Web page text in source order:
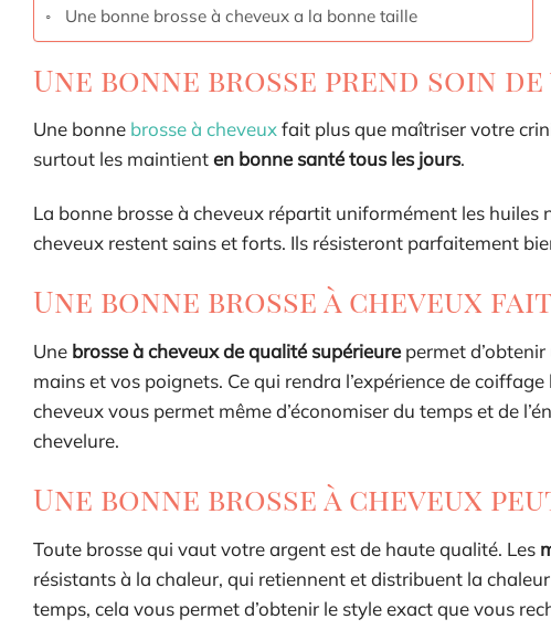
Une bonne brosse à cheveux a la bonne taille
Une bonne brosse prend soin
Une bonne brosse à cheveuxfait plus que maîtriser votre
surtout les maintienten bonne santé tous les jours.
La bonne brosse à cheveux répartit uniformément les huiles
cheveux restent sains et forts. Ils résisteront parfaitement
Une bonne brosse à cheveux
Une brosse à cheveux de qualité supérieurepermet d’obtenir
mains et vos poignets. Ce qui rendra l’expérience de
cheveux vous permet même d’économiser du temps et de
chevelure.
Une bonne brosse à cheveux
Toute brosse qui vaut votre argent est de haute qualité. Les
résistants à la chaleur, qui retiennent et distribuent la
temps, cela vous permet d’obtenir le style exact que vous